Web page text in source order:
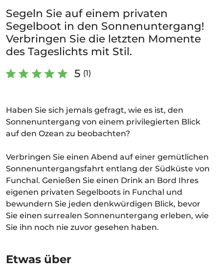
Segeln Sie auf einem privaten
Segelboot in den Sonnenuntergang!
Verbringen Sie die letzten Momente
des Tageslichts mit Stil.
5 (1)
Haben Sie sich jemals gefragt, wie es ist, den
Sonnenuntergang von einem privilegierten Blick
auf den Ozean zu beobachten?
Verbringen Sie einen Abend auf einer gemütlichen
Sonnenuntergangsfahrt entlang der Südküste von
Funchal. Genießen Sie einen Drink an Bord Ihres
eigenen privaten Segelboots in Funchal und
bewundern Sie jeden denkwürdigen Blick, bevor
Sie einen surrealen Sonnenuntergang erleben, wie
Sie ihn noch nie zuvor gesehen haben.
Etwas über